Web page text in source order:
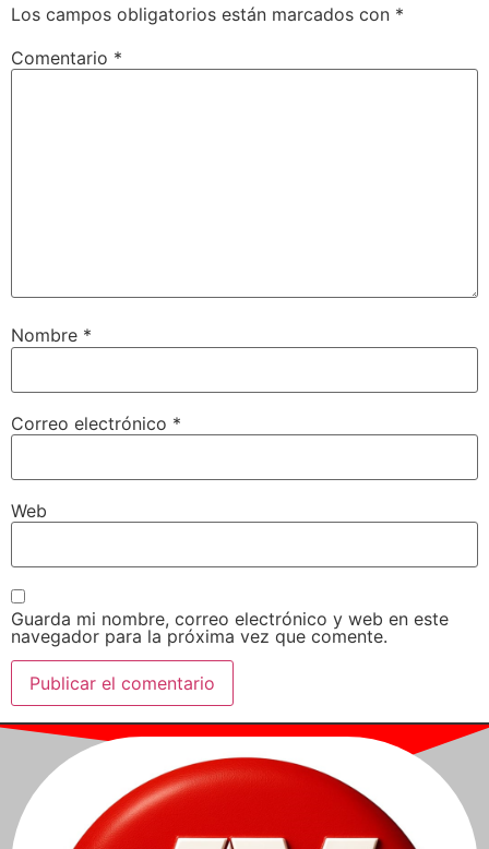
Los campos obligatorios están marcados con *
Comentario *
Nombre *
Correo electrónico *
Web
Guarda mi nombre, correo electrónico y web en este
navegador para la próxima vez que comente.